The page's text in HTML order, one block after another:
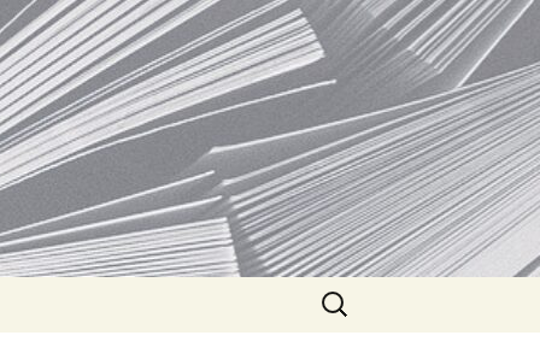
Hľadať: